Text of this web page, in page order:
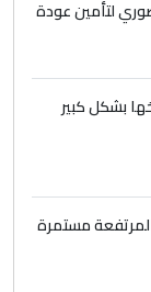
للإنسان
لتأمين عودة
بشكل كبير
المرتفعة مستمرة